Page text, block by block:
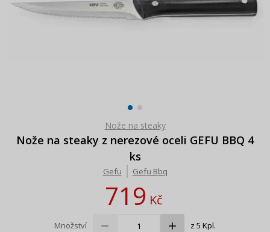
Nože na steaky
Nože na steaky z nerezové oceli GEFU BBQ 4
ks
Gefu Gefu Bbq
719Kč
Množství z 5 Kpl.